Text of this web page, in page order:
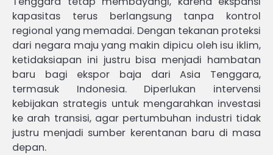
kapasitas terus berlangsung tanpa kontrol
regional yang memadai. Dengan tekanan proteksi
dari negara maju yang makin dipicu oleh isu iklim,
ketidaksiapan ini justru bisa menjadi hambatan
baru bagi ekspor baja dari Asia Tenggara,
termasuk Indonesia. Diperlukan intervensi
kebijakan strategis untuk mengarahkan investasi
ke arah transisi, agar pertumbuhan industri tidak
justru menjadi sumber kerentanan baru di masa
depan.